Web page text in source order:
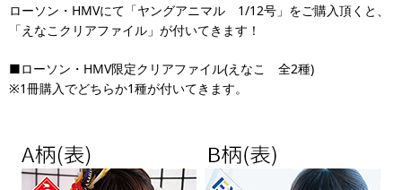
ローソン・HMVにて「ヤングアニマル 1/12号」をご購入頂くと、
「えなこクリアファイル」が付いてきます！
■ローソン・HMV限定クリアファイル(えなこ 全2種)
※1冊購入でどちらか1種が付いてきます。